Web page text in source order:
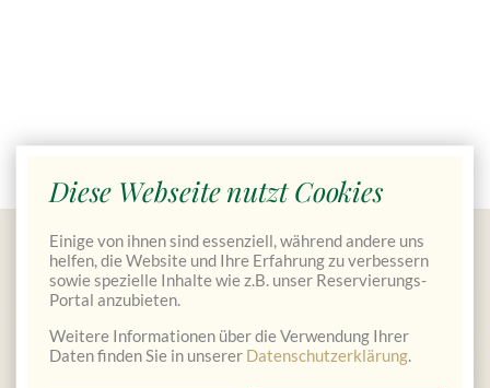
Gutscheine bestellen
Diese Webseite nutzt Cookies
Einige von ihnen sind essenziell, während andere uns
helfen, die Website und Ihre Erfahrung zu verbessern
sowie spezielle Inhalte wie z.B. unser Reservierungs-
Portal anzubieten.
Weitere Informationen über die Verwendung Ihrer
Daten finden Sie in unserer Datenschutzerklärung.